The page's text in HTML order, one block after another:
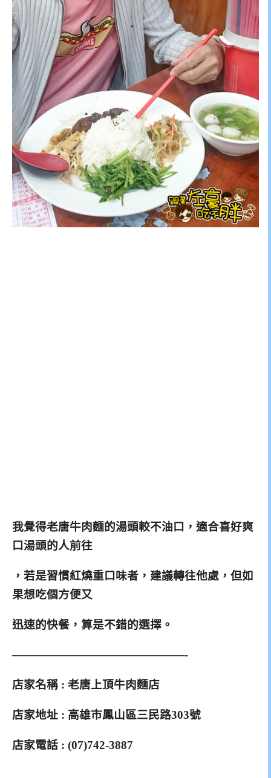
我覺得老唐牛肉麵的湯頭較不油口，適合喜好爽
口湯頭的人前往
，若是習慣紅燒重口味者，建議轉往他處，但如
果想吃個方便又
迅速的快餐，算是不錯的選擇。
———————————————-
店家名稱 : 老唐上頂牛肉麵店
店家地址 : 高雄市鳳山區三民路303號
店家電話 : (07)742-3887